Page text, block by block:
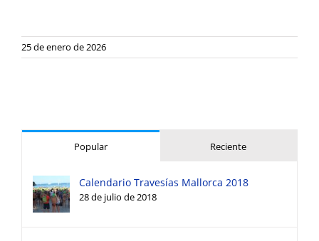
25 de enero de 2026
Popular Reciente
Calendario Travesías Mallorca 2018
28 de julio de 2018